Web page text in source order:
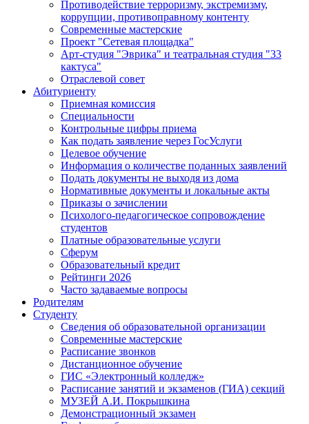
Противодействие терроризму, экстремизму,
коррупции, противоправному контенту
Современные мастерские
Проект "Сетевая площадка"
Арт-студия "Эврика" и театральная студия "33
кактуса"
Отраслевой совет
Абитуриенту
Приемная комиссия
Специальности
Контрольные цифры приема
Как подать заявление через ГосУслуги
Целевое обучение
Информация о количестве поданных заявлений
Подать документы не выходя из дома
Нормативные документы и локальные акты
Приказы о зачислении
Психолого-педагогическое сопровождение
студентов
Платные образовательные услуги
Сферум
Образовательный кредит
Рейтинги 2026
Часто задаваемые вопросы
Родителям
Студенту
Сведения об образовательной организации
Современные мастерские
Расписание звонков
Дистанционное обучение
ГИС «Электронный колледж»
Расписание занятий и экзаменов (ГИА) секций
МУЗЕЙ А.И. Покрышкина
Демонстрационный экзамен